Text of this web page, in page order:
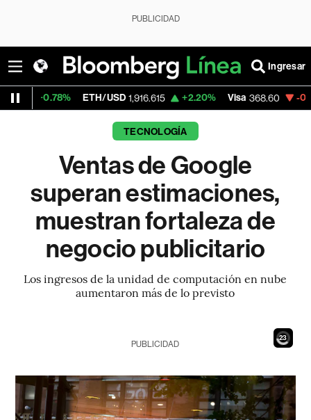
PUBLICIDAD
Ingresar
ETH/USD 1,916.615 +2.20% Visa 368.60 -0.27%
TECNOLOGÍA
Ventas de Google
superan estimaciones,
muestran fortaleza de
negocio publicitario
Los ingresos de la unidad de computación en nube
aumentaron más de lo previsto
21
PUBLICIDAD